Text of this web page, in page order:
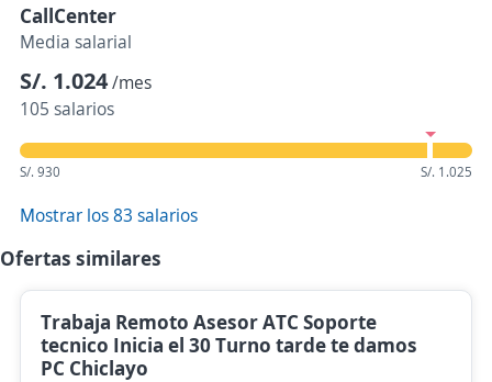
CallCenter
Media salarial
S/. 1.024/mes
105 salarios
S/. 930 S/. 1.025
Mostrar los 83 salarios
Ofertas similares
Trabaja Remoto Asesor ATC Soporte
tecnico Inicia el 30 Turno tarde te damos
PC Chiclayo